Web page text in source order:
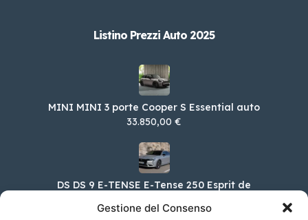
Gestione del Consenso
Listino Prezzi Auto 2025
MINI MINI 3 porte Cooper S Essential auto
33.850,00 €
DS DS 9 E-TENSE E-Tense 250 Esprit de
Voyage
77.350,00 €